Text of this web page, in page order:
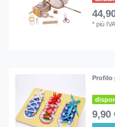
*più IVA
Profilo
9,90